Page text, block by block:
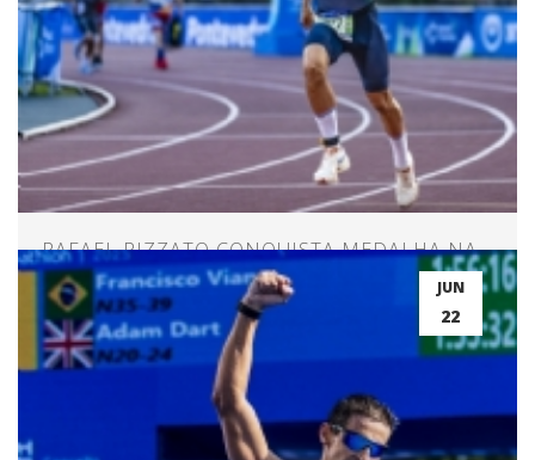
RAFAEL RIZZATO CONQUISTA MEDALHA NA
ABERTURA DO MUNDIAL
JUN
22